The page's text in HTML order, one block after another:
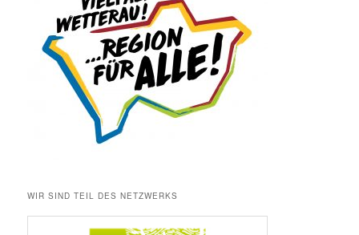
WIR SIND TEIL DES NETZWERKS